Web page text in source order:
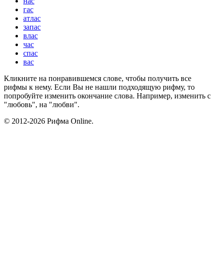
гас
атлас
запас
влас
час
спас
вас
Кликните на понравившемся слове, чтобы получить все
рифмы к нему. Если Вы не нашли подходящую рифму, то
попробуйте изменить окончание слова. Например, изменить с
"любовь", на "любви".
© 2012-2026 Рифма Online.